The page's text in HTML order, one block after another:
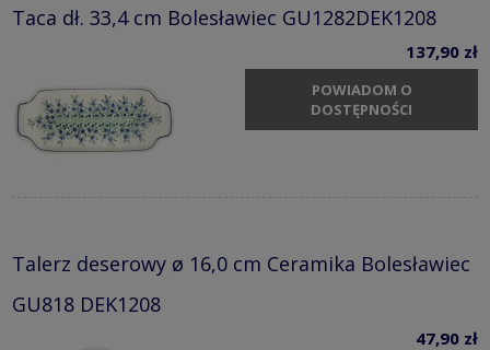
Taca dł. 33,4 cm Bolesławiec GU1282DEK1208
137,90 zł
POWIADOM O
DOSTĘPNOŚCI
Talerz deserowy ø 16,0 cm Ceramika Bolesławiec
GU818 DEK1208
47,90 zł